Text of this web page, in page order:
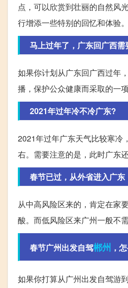
点，可以欣赏到壮丽的自然风
行增添一些特别的回忆和体验。
马上过年了，广东回广西
如果你计划从广东回广西过年
播，保护公众健康而采取的一
2021年过年冷不冷广东?
2021年过年广东天气比较寒冷
右。需要注意的是，此时广东
春节已过，从外省进入广
从中高风险区来的，肯定在家
酸。而低风险区来广州一般不
春节广州出发自驾郴州 ，
如果你打算从广州出发自驾游